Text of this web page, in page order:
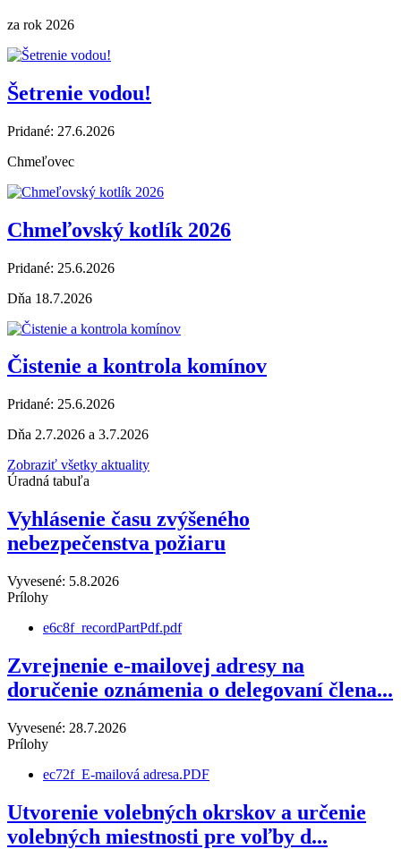
za rok 2026
Šetrenie vodou!
Pridané: 27.6.2026
Chmeľovec
Chmeľovský kotlík 2026
Pridané: 25.6.2026
Dňa 18.7.2026
Čistenie a kontrola komínov
Pridané: 25.6.2026
Dňa 2.7.2026 a 3.7.2026
Zobraziť všetky aktuality
Úradná tabuľa
Vyhlásenie času zvýšeného
nebezpečenstva požiaru
Vyvesené: 5.8.2026
Prílohy
e6c8f_recordPartPdf.pdf
Zvrejnenie e-mailovej adresy na
doručenie oznámenia o delegovaní člena...
Vyvesené: 28.7.2026
Prílohy
ec72f_E-mailová adresa.PDF
Utvorenie volebných okrskov a určenie
volebných miestnosti pre voľby d...